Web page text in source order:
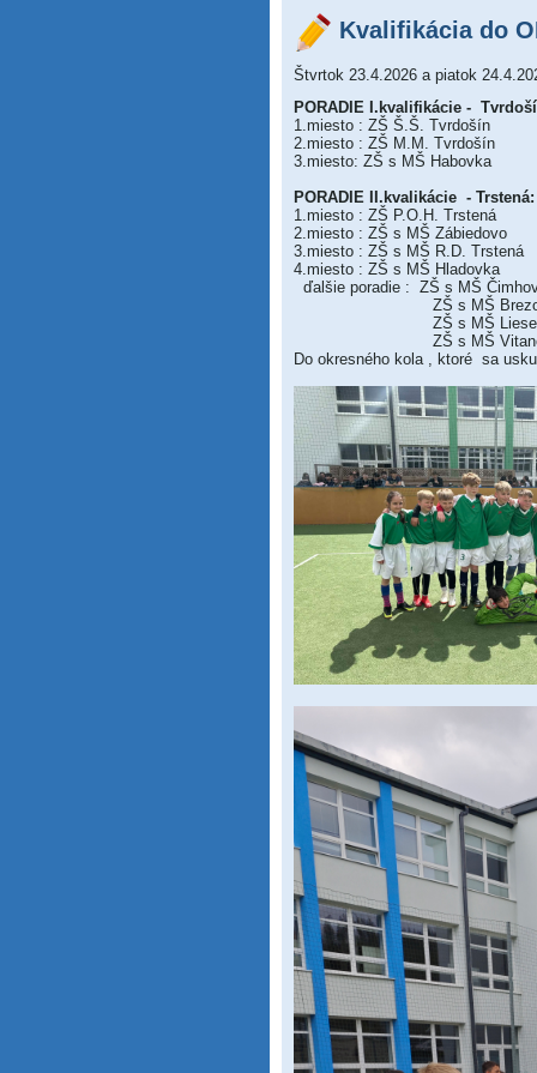
Kvalifikácia do
Štvrtok 23.4.2026 a piatok
PORADIE I.kvalifikácie -
1.miesto : ZŠ Š.Š. Tvrdošín
2.miesto : ZŠ M.M. Tvrdošín
3.miesto: ZŠ s MŠ Habovka
PORADIE II.kvalikácie - Trstená:
1.miesto : ZŠ P.O.H. Trstená
2.miesto : ZŠ s MŠ Zábiedovo
3.miesto : ZŠ s MŠ R.D. Trstená
4.miesto : ZŠ s MŠ Hladovka
ďalšie poradie : ZŠ s MŠ
ZŠ s MŠ
ZŠ s MŠ
ZŠ s MŠ
Do okresného kola , ktoré sa